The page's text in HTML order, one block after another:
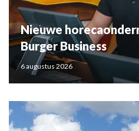
Nieuwe
Burger Business
6 augustus 2026